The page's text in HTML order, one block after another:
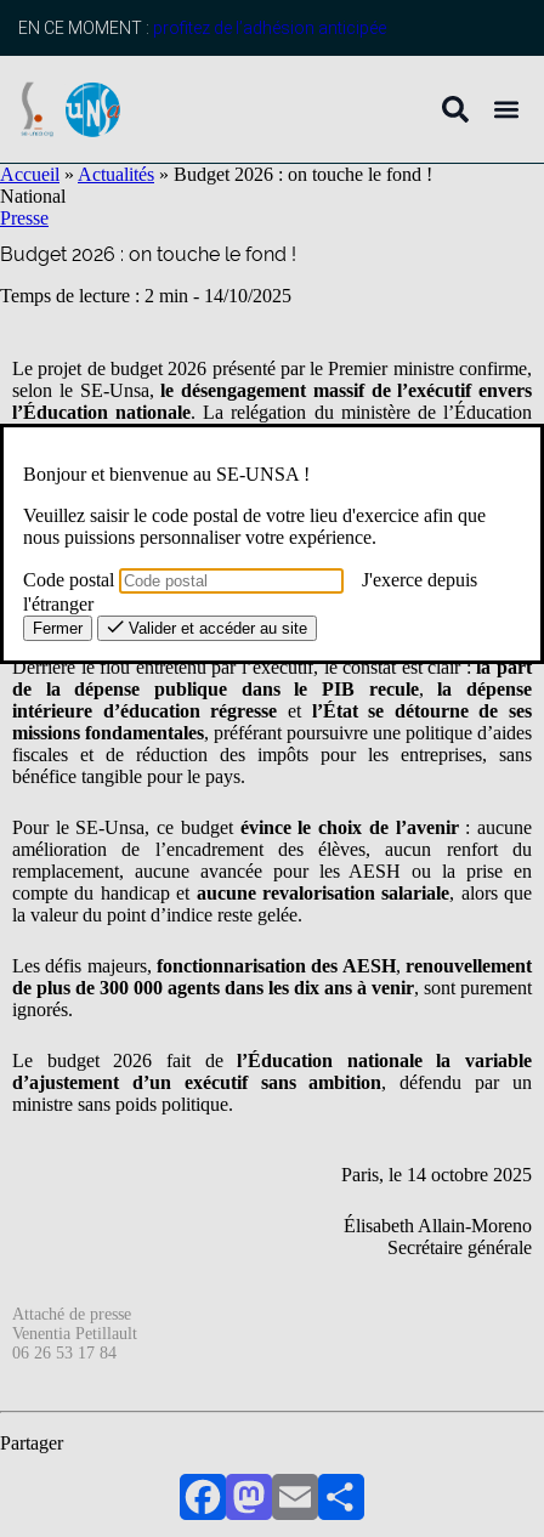
principal
EN CE MOMENT : profitez de l’adhésion anticipée
Accueil » Actualités » Budget 2026 : on touche le fond !
National
Presse
Budget 2026 : on touche le fond !
Temps de lecture : 2 min - 14/10/2025
Le projet de budget 2026 présenté par le Premier ministre confirme,
selon le SE-Unsa,le désengagement massif de l’exécutif envers
l’Éducation nationale. La relégation du ministère de l’Éducation
au9ᵉ rang de l’ordre protocolairen’était pas qu’un symbole : elle
relégation nationale.
Sous couvert debaisse démographique, le gouvernement
s’autorise àsupprimer massivement des postes
nationale. Un prétexte court-termiste, alors même que les besoins
d’encadrement, de remplacement et d’accompagnement aux élèves
en situation de handicap restent considérables et sans réponse.
Derrière le flou entretenu par l’exécutif, le constat est clair :la part
de la dépense publique dans le PIB recule,la dépense
intérieure d’éducation régresse et l’État se détourne de ses
missions fondamentales, préférant poursuivre une politique d’aides
fiscales et de réduction des impôts pour les entreprises, sans
bénéfice tangible pour le pays.
Pour le SE-Unsa, ce budget évince le choix de l’avenir: aucune
amélioration de l’encadrement des élèves, aucun renfort du
remplacement, aucune avancée pour les AESH ou la prise en
compte du handicap et aucune revalorisation salariale, alors que
la valeur du point d’indice reste gelée.
Les défis majeurs, fonctionnarisation des AESH,renouvellement
de plus de 300 000 agents dans les dix ans à venir, sont purement
ignorés.
Le budget 2026 fait del’Éducation nationale la variable
d’ajustement d’un exécutif sans ambition, défendu par un
ministre sans poids politique.
Paris, le 14 octobre 2025
Élisabeth Allain-Moreno
Secrétaire générale
Attaché de presse
Venentia Petillault
06 26 53 17 84
Partager
FacebookMastodon
EmailPartager
Bonjour et bienvenue au SE-UNSA !
Veuillez saisir le code postal de votre lieu d'exercice afin que
nous puissions personnaliser votre expérience.
Code postal
J'exerce depuis
l'étranger
Fermer Valider et accéder au site